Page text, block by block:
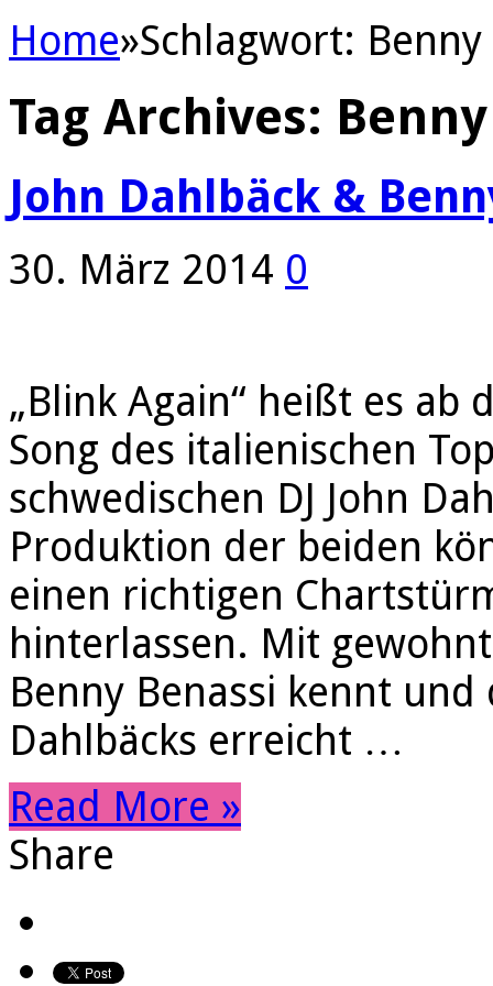
Home»Schlagwort:
Tag Archives:
John Dahlbäck &
30. März 2014 0
„Blink Again“ heißt es
Song des italienischen
schwedischen DJ John
Produktion der beiden
einen richtigen
hinterlassen. Mit
Benny Benassi kennt
Dahlbäcks erreicht …
Read More »
Share